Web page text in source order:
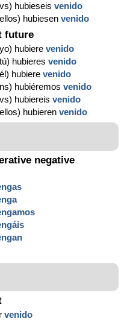
hubieseisvenido
hubiesenvenido
future
hubierevenido
hubieresvenido
hubierevenido
hubiéremosvenido
hubiereisvenido
hubierenvenido
negative
venido